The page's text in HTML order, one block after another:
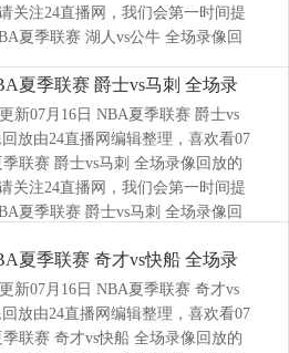
关注24直播网，我们会第一时间提
夏季联赛 湖人vs公牛 全场录像回
夏季联赛 爵士vs马刺 全场录
新07月16日 NBA夏季联赛 爵士vs
放由24直播网编辑整理，喜欢看07
季联赛 爵士vs马刺 全场录像回放的
关注24直播网，我们会第一时间提
夏季联赛 爵士vs马刺 全场录像回
夏季联赛 奇才vs快船 全场录
新07月16日 NBA夏季联赛 奇才vs
放由24直播网编辑整理，喜欢看07
季联赛 奇才vs快船 全场录像回放的